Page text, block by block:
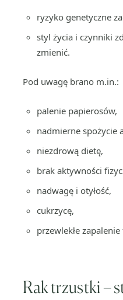
ryzyko genetyczne
styl życia i czynniki
zmienić.
Pod uwagę brano m.in.:
palenie papierosów,
nadmierne spożycie
niezdrową dietę,
brak aktywności
nadwagę i otyłość,
cukrzycę,
przewlekłe
Rak trzustki –